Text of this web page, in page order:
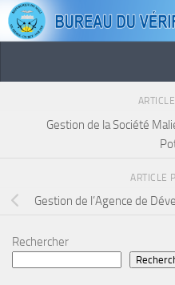
Skip to content
Gestion de la Société
ARTICLE
Gestion de l’Agence de
Rechercher